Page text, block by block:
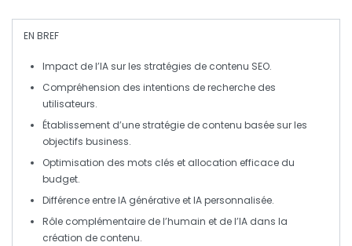
EN BREF
Impact de l’IA sur les stratégies de contenu SEO.
Compréhension des intentions de recherche des
utilisateurs.
Établissement d’une stratégie de contenu basée sur les
objectifs business.
Optimisation des mots clés et allocation efficace du
budget.
Différence entreIA générative etIA personnalisée.
Rôle complémentaire de l’humain et de l’IA dans la
création de contenu.